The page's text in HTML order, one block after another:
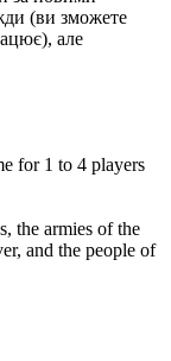
(ви зможете
але
for 1 to 4 players
the armies of the
and the people of